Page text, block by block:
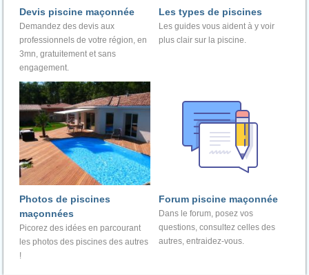
Devis piscine maçonnée
Demandez des devis aux
professionnels de votre région, en
3mn, gratuitement et sans
engagement.
Les types de piscines
Les guides vous aident à y voir
plus clair sur la piscine.
Photos de piscines
maçonnées
Picorez des idées en parcourant
les photos des piscines des autres
!
Forum piscine maçonnée
Dans le forum, posez vos
questions, consultez celles des
autres, entraidez-vous.